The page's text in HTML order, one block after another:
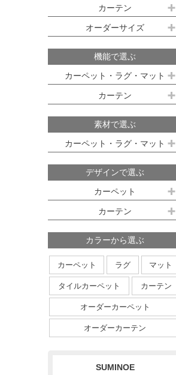
江戸間 4.5畳(261x261cm)
江戸間 6畳(261x352cm)
江戸間 8畳(352x352cm)
江戸間 10畳(352x440cm)
本間サイズ(3畳～8畳)
本間 3畳(191x286cm)
本間 8畳(382x382cm)
その他のサイズ
廊下敷き
約140ｘ200cm(約1.5畳)
約160ｘ230cm(約2畳)
約200ｘ250cm(約3畳)
約200ｘ300cm(約3.5畳)
約250ｘ250cm
約250ｘ350cm
約300ｘ300cm
約300ｘ350cm
約350ｘ350cm
約350ｘ400cm
約350ｘ450cm
約350ｘ500cm
円形サイズ
ダイニングサイズ
キッチンマット
デスクマット
カーテン
既製サイズ ドレープ(厚地)
100ｘ135cm
100ｘ178cm
100ｘ200cm
100ｘ133cm
100ｘ176cm
100ｘ198cm
オーダーサイズ
オーダーカーペット
オーダーキッチンマット
オーダーカーペットの測り方
オーダーカーテンの測り方
機能で選ぶ
カーペット・ラグ・マット
防炎 防音
消臭
すべり止め
遊び毛防止
アレルブロック
制電
日本製
ホットカーペット・床暖房対応
カーテン
洗える 遮光
防炎
アレルブロック
形態安定加工
形状記憶加工
日本製
素材で選ぶ
カーペット・ラグ・マット
ナイロン
ウール
デザインで選ぶ
カーペット
ストライプ＆ボーダー
円形
カーテン
北欧デザイン
ナチュラルデザイン
無地・無地調
抽象柄
花柄
植物柄
鳥・動物
ストライプ・ボーダー
チェック
ドット
サークル
カラーから選ぶ
カーペット ラグ マット
タイルカーペット カーテン
オーダーカーペット
オーダーカーテン
SUMINOE